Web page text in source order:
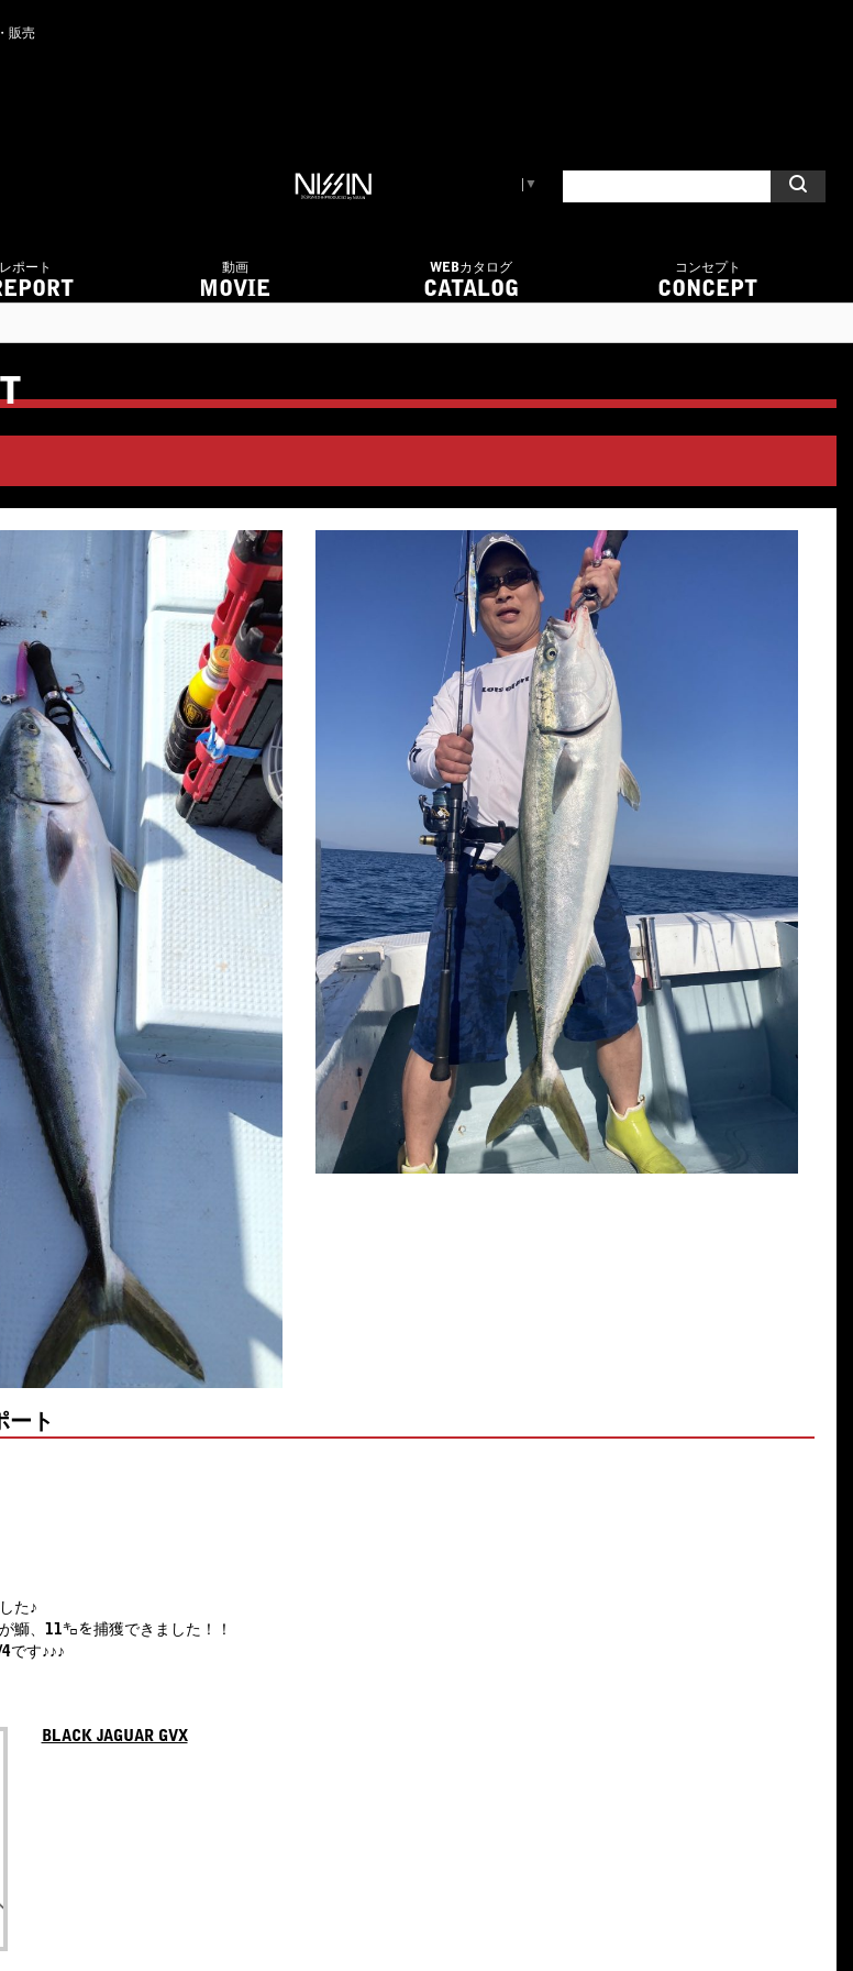
販売
▼
ポート 動画
MOVIE
WEBカタログ
CATALOG
コンセプト
CONCEPT
ート
た♪
鰤、11㌔を捕獲できました！！
です♪♪♪
BLACK JAGUAR GVX